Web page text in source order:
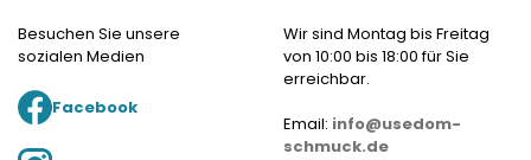
Besuchen Sie unsere
sozialen Medien
Facebook
Wir sind Montag bis Freitag
von 10:00 bis 18:00 für Sie
erreichbar.
Email: info@usedom-
schmuck.de